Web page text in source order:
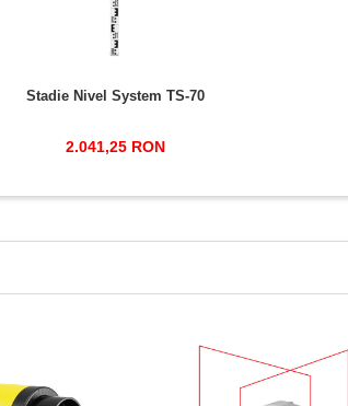
Stadie Nivel System TS-70
2.041,25 RON